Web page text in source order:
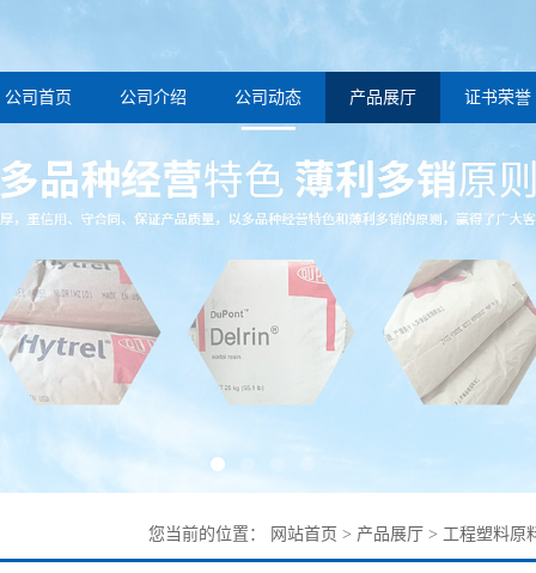
公司首页 公司介绍 公司动态 产品展厅 证书荣誉
您当前的位置： 网站首页 > 产品展厅 > 工程塑料原